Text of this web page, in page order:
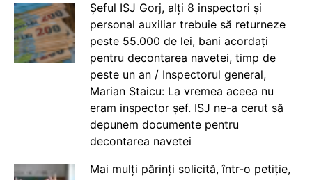
Șeful ISJ Gorj, alți 8 inspectori și
personal auxiliar trebuie să returneze
peste 55.000 de lei, bani acordați
pentru decontarea navetei, timp de
peste un an / Inspectorul general,
Marian Staicu: La vremea aceea nu
eram inspector șef. ISJ ne-a cerut să
depunem documente pentru
decontarea navetei
Mai mulți părinți solicită, într-o petiție,